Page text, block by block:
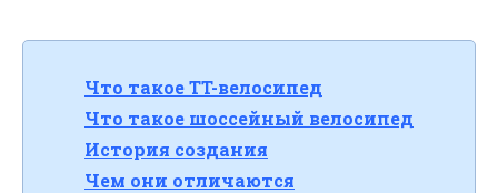
Что такое TT-велосипед
Что такое шоссейный велосипед
История создания
Чем они отличаются